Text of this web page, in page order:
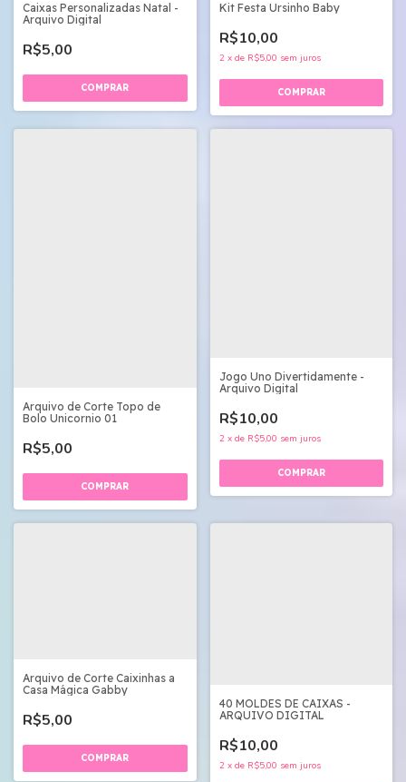
Caixas Personalizadas Natal -
Arquivo Digital
R$5,00
Kit Festa Ursinho Baby
R$10,00
2 x de R$5,00 sem juros
Arquivo de Corte Topo de
Bolo Unicornio 01
R$5,00
Jogo Uno Divertidamente -
Arquivo Digital
R$10,00
2 x de R$5,00 sem juros
Arquivo de Corte Caixinhas a
Casa Mágica Gabby
R$5,00
40 MOLDES DE CAIXAS -
ARQUIVO DIGITAL
R$10,00
2 x de R$5,00 sem juros